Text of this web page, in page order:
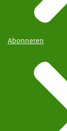
Abonneren